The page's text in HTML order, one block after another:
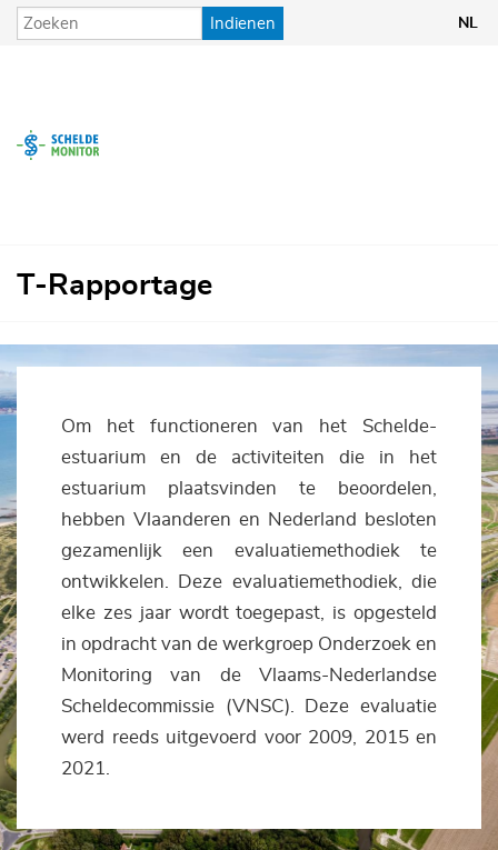
Overslaan
en
gaan
Indienen NL
T-Rapportage
Om het functioneren van het Schelde-
estuarium en de activiteiten die in het
estuarium plaatsvinden te beoordelen,
hebben Vlaanderen en Nederland besloten
gezamenlijk een evaluatiemethodiek te
ontwikkelen. Deze evaluatiemethodiek, die
elke zes jaar wordt toegepast, is opgesteld
in opdracht van de werkgroep Onderzoek en
Monitoring van de Vlaams-Nederlandse
Scheldecommissie (VNSC). Deze evaluatie
werd reeds uitgevoerd voor 2009, 2015 en
2021.